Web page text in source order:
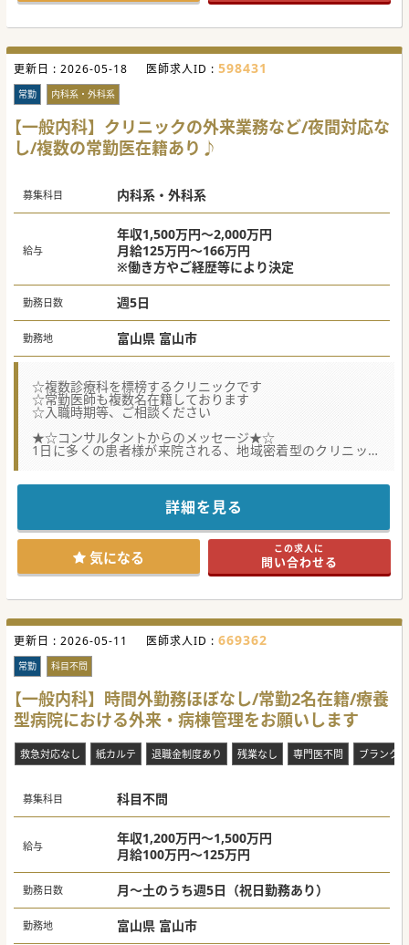
更新日 : 2026-05-18 医師求人ID : 598431
常勤 内科系・外科系
【一般内科】クリニックの外来業務など/夜間対応な
し/複数の常勤医在籍あり♪
募集科目 内科系・外科系
給与
年収1,500万円～2,000万円
月給125万円～166万円
※働き方やご経歴等により決定
勤務日数 週5日
勤務地 富山県 富山市
☆複数診療科を標榜するクリニックです
☆常勤医師も複数名在籍しております
☆入職時期等、ご相談ください
★☆コンサルタントからのメッセージ★☆
1日に多くの患者様が来院される、地域密着型のクリニック
です。
安心の医療法人です。
ご興味ございましたらお気軽にお問い合わせください。
詳細を見る
気になる この求人に
問い合わせる
更新日 : 2026-05-11 医師求人ID : 669362
常勤 科目不問
【一般内科】時間外勤務ほぼなし/常勤2名在籍/療養
型病院における外来・病棟管理をお願いします
救急対応なし 紙カルテ 退職金制度あり 残業なし 専門医不問 ブランク可
募集科目 科目不問
給与
年収1,200万円～1,500万円
月給100万円～125万円
勤務日数 月～土のうち週5日（祝日勤務あり）
勤務地 富山県 富山市